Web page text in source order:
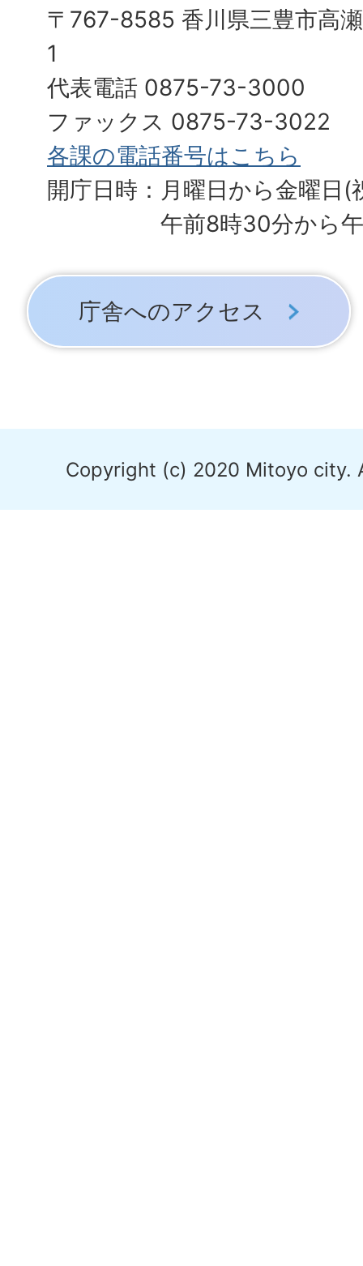
〒767-8585 香川県三豊市高
1
代表電話 0875-73-3000
ファックス 0875-73-3022
各課の電話番号はこちら
開庁日時：月曜日から金曜日(
午前8時30分から
庁舎へのアクセス
Copyright (c) 2020 Mitoyo city.